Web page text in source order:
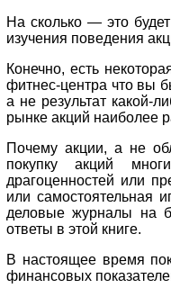
На сколько — это
изучения поведения
Конечно, есть
фитнес-центра что вы
а не результат какой-
рынке акций наиболее
Почему акции, а не
покупку акций
драгоценностей или
или самостоятельная
деловые журналы на
ответы в этой книге.
В настоящее время
финансовых